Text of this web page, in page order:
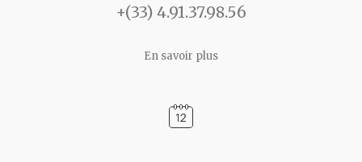
+(33) 4.91.37.98.56
En savoir plus